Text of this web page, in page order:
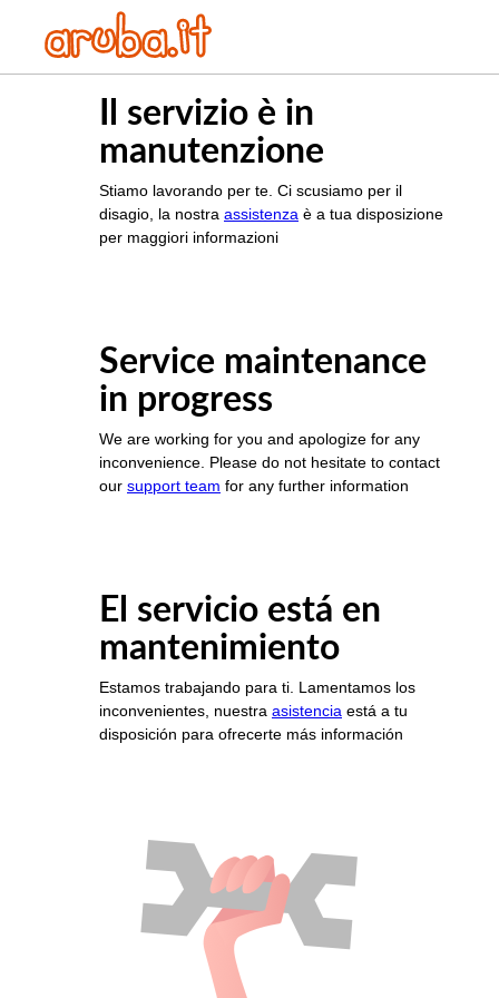
Il servizio è in
manutenzione
Stiamo lavorando per te. Ci scusiamo per il
disagio, la nostra assistenza è a tua disposizione
per maggiori informazioni
Service maintenance
in progress
We are working for you and apologize for any
inconvenience. Please do not hesitate to contact
our support team for any further information
El servicio está en
mantenimiento
Estamos trabajando para ti. Lamentamos los
inconvenientes, nuestra asistencia está a tu
disposición para ofrecerte más información